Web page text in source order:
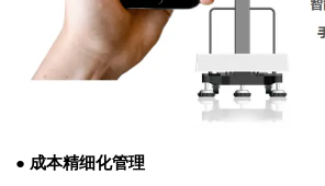
● 成本精细化管理